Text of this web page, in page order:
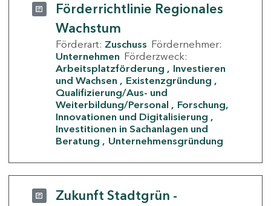
Förderrichtlinie Regionales
Wachstum
Förderart: Zuschuss Fördernehmer:
Unternehmen Förderzweck:
Arbeitsplatzförderung
Investieren
und Wachsen
Existenzgründung
Qualifizierung/Aus- und
Weiterbildung/Personal
Forschung,
Innovationen und Digitalisierung
Investitionen in Sachanlagen und
Beratung
Unternehmensgründung
Zukunft Stadtgrün -